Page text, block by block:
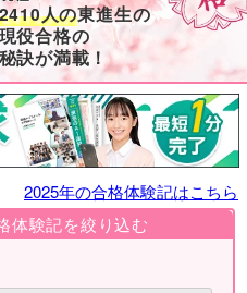
2410人の東進生の
現役合格の
秘訣が満載！
2025年の合格体験記はこちら
体験記を絞り込む